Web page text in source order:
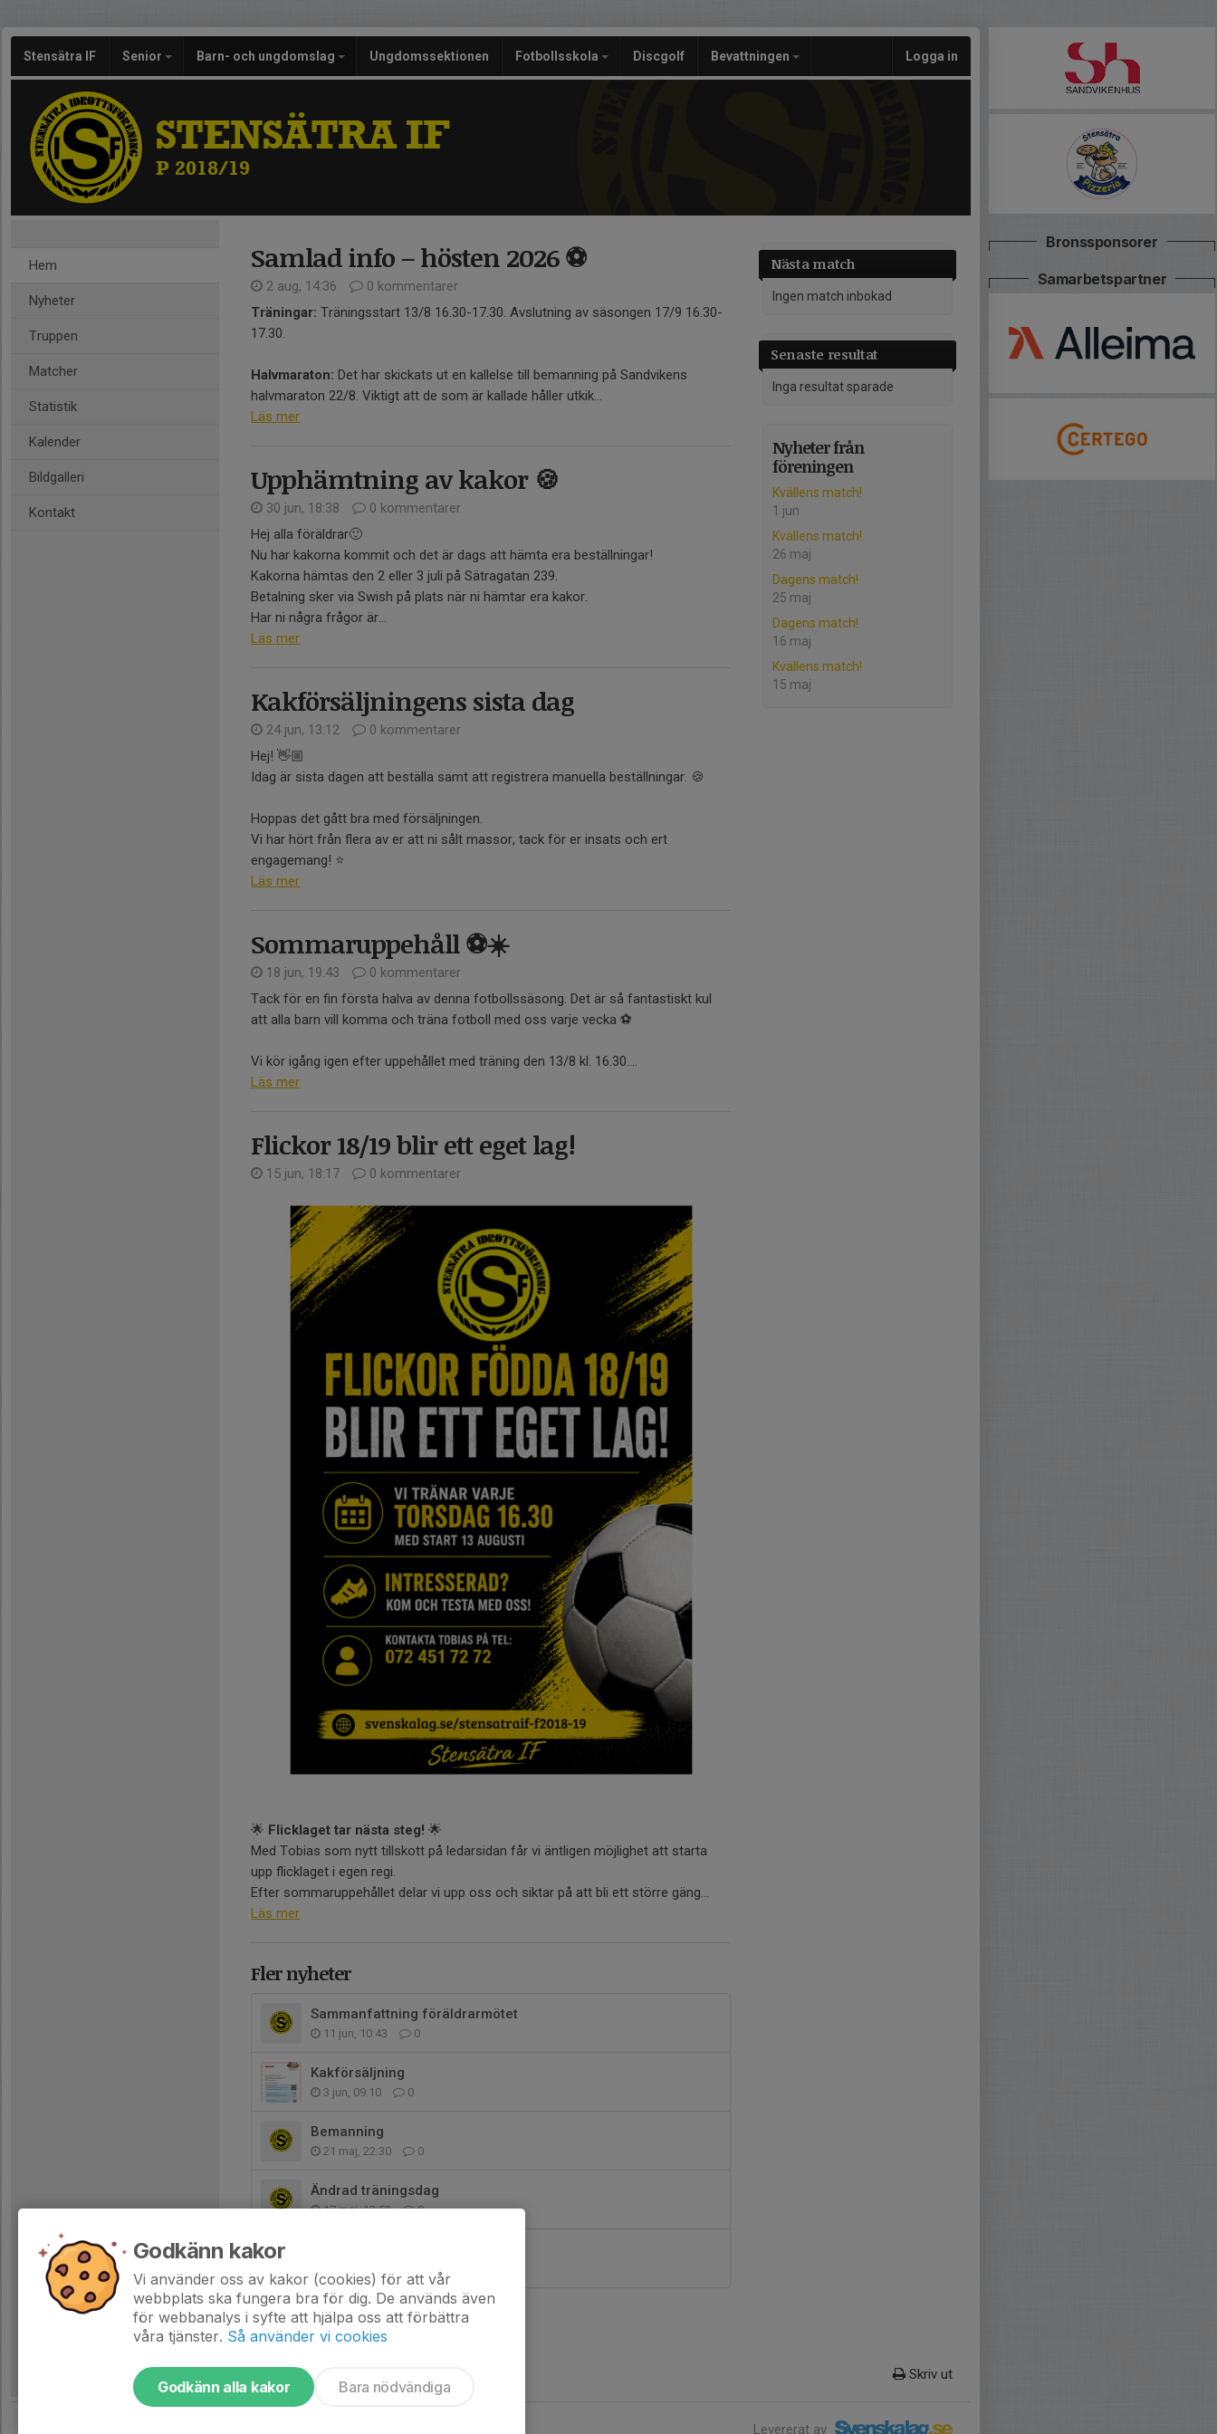
Stensätra IF Senior Barn- och ungdomslag Ungdomssektionen Fotbollsskola Discgolf Bevattningen Logga in
STENSÄTRA IF
P 2018/19
Hem
Nyheter
Truppen
Matcher
Statistik
Kalender
Bildgalleri
Kontakt
Nästa match
Ingen match inbokad
Senaste resultat
Inga resultat sparade
Nyheter från
föreningen
Kvällens match!
1 jun
Kvällens match!
26 maj
Dagens match!
25 maj
Dagens match!
16 maj
Kvällens match!
15 maj
Samlad info – hösten 2026 ⚽
2 aug, 14:36
0 kommentarer
Träningar: Träningsstart 13/8 16.30-17.30. Avslutning av säsongen 17/9 16.30-
17.30.
Halvmaraton: Det har skickats ut en kallelse till bemanning på Sandvikens
halvmaraton 22/8. Viktigt att de som är kallade håller utkik...
Läs mer
Upphämtning av kakor 🍪
30 jun, 18:38
0 kommentarer
Hej alla föräldrar🙂
Nu har kakorna kommit och det är dags att hämta era beställningar!
Kakorna hämtas den 2 eller 3 juli på Sätragatan 239.
Betalning sker via Swish på plats när ni hämtar era kakor.
Har ni några frågor är...
Läs mer
Kakförsäljningens sista dag
24 jun, 13:12
0 kommentarer
Hej! 👋🏼
Idag är sista dagen att beställa samt att registrera manuella beställningar. 🍪
Hoppas det gått bra med försäljningen.
Vi har hört från flera av er att ni sålt massor, tack för er insats och ert
engagemang! ⭐️
Läs mer
Sommaruppehåll ⚽️☀️
18 jun, 19:43
0 kommentarer
Tack för en fin första halva av denna fotbollssäsong. Det är så fantastiskt kul
att alla barn vill komma och träna fotboll med oss varje vecka ⚽️
Vi kör igång igen efter uppehållet med träning den 13/8 kl. 16.30....
Läs mer
Flickor 18/19 blir ett eget lag!
15 jun, 18:17 0 kommentarer
🌟 Flicklaget tar nästa steg! 🌟
Med Tobias som nytt tillskott på ledarsidan får vi äntligen möjlighet att starta
upp flicklaget i egen regi.
Efter sommaruppehållet delar vi upp oss och siktar på att bli ett större gäng...
Läs mer
Fler nyheter
Sammanfattning föräldrarmötet
11 jun, 10:43 0
Kakförsäljning
3 jun, 09:10 0
Bemanning
21 maj, 22:30 0
Ändrad träningsdag
17 maj, 12:53 0
Skriv ut
Levererat av
Bronssponsorer
Samarbetspartner
Godkänn kakor
Vi använder oss av kakor (cookies) för att vår
webbplats ska fungera bra för dig. De används även
för webbanalys i syfte att hjälpa oss att förbättra
våra tjänster. Så använder vi cookies
Godkänn alla kakor Bara nödvändiga